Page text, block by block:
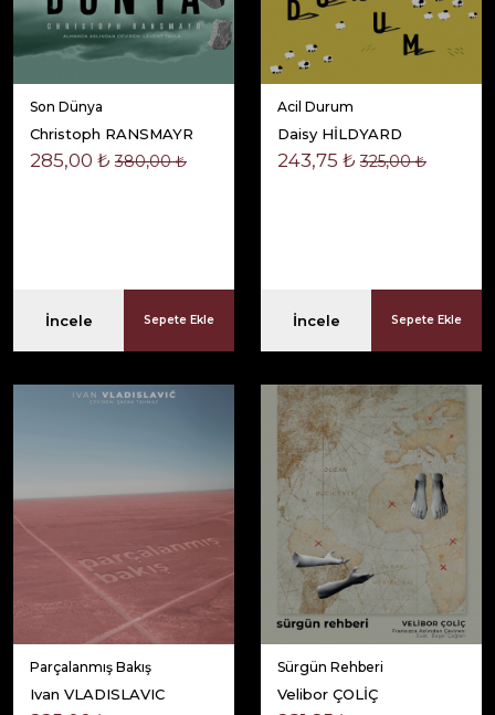
Son Dünya
Christoph RANSMAYR
285,00 ₺ 380,00 ₺
İncele Sepete Ekle
Acil Durum
Daisy HİLDYARD
243,75 ₺ 325,00 ₺
İncele Sepete Ekle
Parçalanmış Bakış
Ivan VLADISLAVIC
Sürgün Rehberi
Velibor ÇOLİÇ